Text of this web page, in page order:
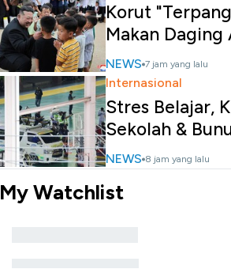
Korut
Makan Daging
NEWS 7 jam yang lalu
Internasional
Stres Belajar,
Sekolah &
NEWS 8 jam yang lalu
My Watchlist